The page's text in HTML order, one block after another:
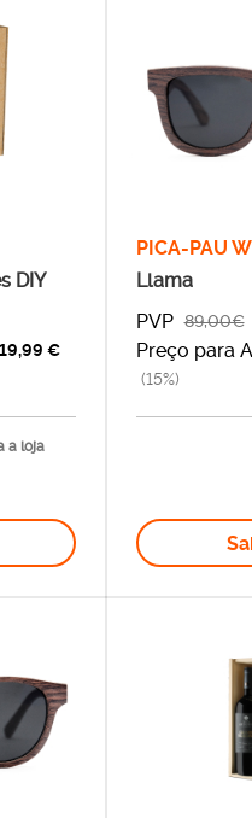
DIY
19,99 €
a loja
PICA-PAU
Llama
PVP 89,00€
Preço para
(15%)